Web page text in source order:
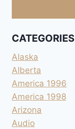
CATEGORIES
Alaska
Alberta
America 1996
America 1998
Arizona
Audio